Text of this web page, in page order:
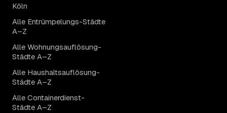
Köln
Alle Entrümpelungs-Städte
A–Z
Alle Wohnungsauflösung-
Städte A–Z
Alle Haushaltsauflösung-
Städte A–Z
Alle Containerdienst-
Städte A–Z